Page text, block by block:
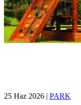
25 Haz 2026 | PARK